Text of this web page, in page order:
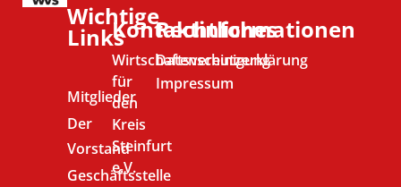
Wichtige
Links
Mitglieder
Der
Vorstand
Geschäftsstelle
Kontaktinformationen
Wirtschaftsvereinigung
für
den
Kreis
Steinfurt
e.V.
Rechtliches
Datenschutzerklärung
Impressum